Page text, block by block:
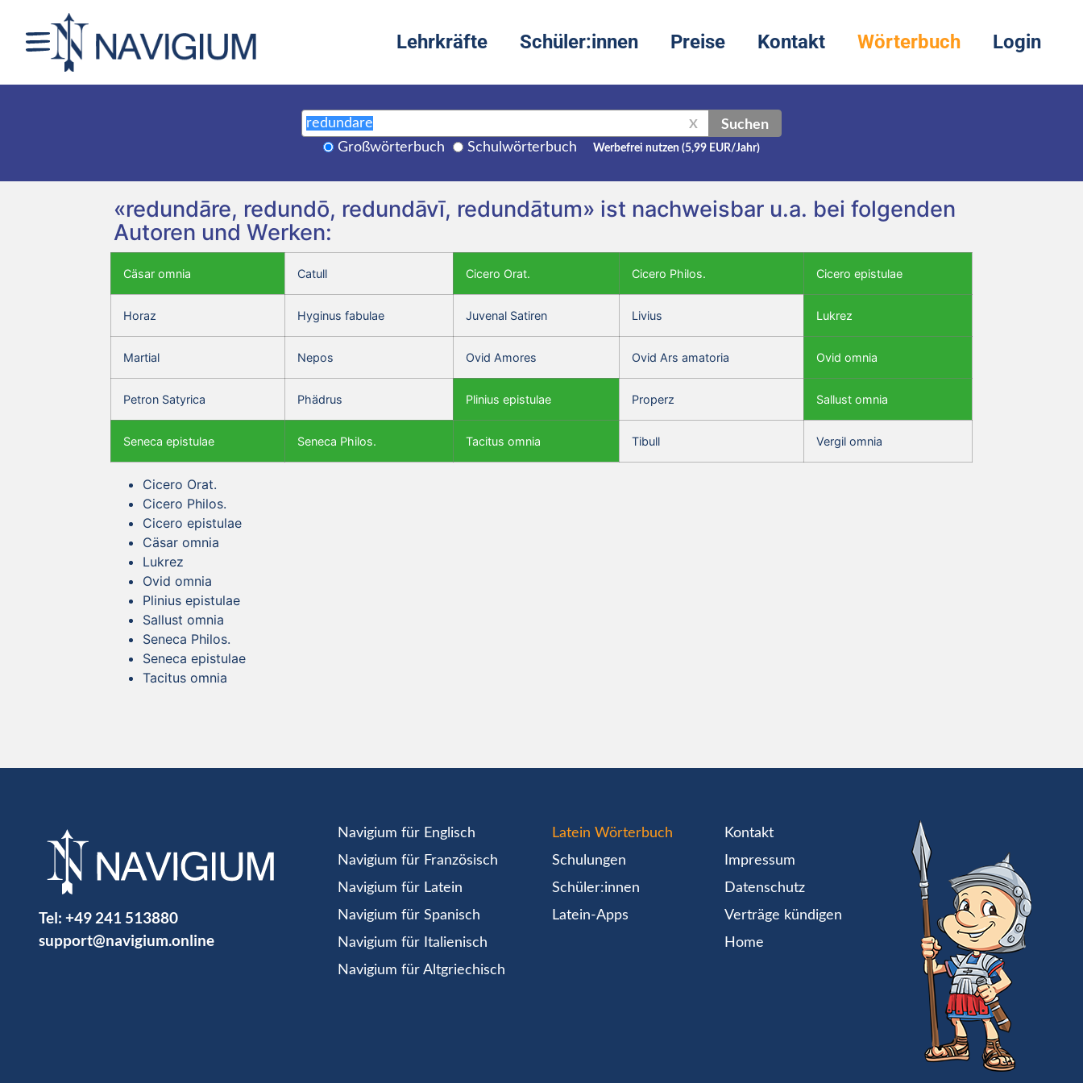
Lehrkräfte Schüler:innen Preise Kontakt Wörterbuch Login
X Suchen
Großwörterbuch Schulwörterbuch Werbefrei nutzen (5,99 EUR/Jahr)
«redundāre, redundō, redundāvī, redundātum» ist nachweisbar u.a. bei folgenden
Autoren und Werken:
Cäsar omnia Catull Cicero Orat. Cicero Philos. Cicero epistulae
Horaz Hyginus fabulae Juvenal Satiren Livius Lukrez
Martial Nepos Ovid Amores Ovid Ars amatoria Ovid omnia
Petron Satyrica Phädrus Plinius epistulae Properz Sallust omnia
Seneca epistulae Seneca Philos. Tacitus omnia Tibull Vergil omnia
Cicero Orat.
Cicero Philos.
Cicero epistulae
Cäsar omnia
Lukrez
Ovid omnia
Plinius epistulae
Sallust omnia
Seneca Philos.
Seneca epistulae
Tacitus omnia
Tel: +49 241 513880
support@navigium.online
Navigium für Englisch
Navigium für Französisch
Navigium für Latein
Navigium für Spanisch
Navigium für Italienisch
Navigium für Altgriechisch
Latein Wörterbuch
Schulungen
Schüler:innen
Latein-Apps
Kontakt
Impressum
Datenschutz
Verträge kündigen
Home